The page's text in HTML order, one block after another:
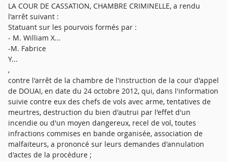
LA COUR DE CASSATION, CHAMBRE CRIMINELLE, a rendu
l'arrêt suivant :
Statuant sur les pourvois formés par :
- M. William X...
-M. Fabrice
Y...
,
contre l'arrêt de la chambre de l'instruction de la cour d'appel
de DOUAI, en date du 24 octobre 2012, qui, dans l'information
suivie contre eux des chefs de vols avec arme, tentatives de
meurtres, destruction du bien d'autrui par l'effet d'un
incendie ou d'un moyen dangereux, recel de vol, toutes
infractions commises en bande organisée, association de
malfaiteurs, a prononcé sur leurs demandes d'annulation
d'actes de la procédure ;